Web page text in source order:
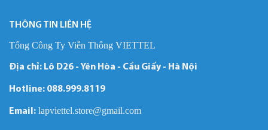
THÔNG TIN LIÊN HỆ
Tổng Công Ty Viễn Thông VIETTEL
Địa chỉ: Lô D26 - Yên Hòa - Cầu Giấy - Hà Nội
Hotline: 088.999.8119
Email: lapviettel.store@gmail.com